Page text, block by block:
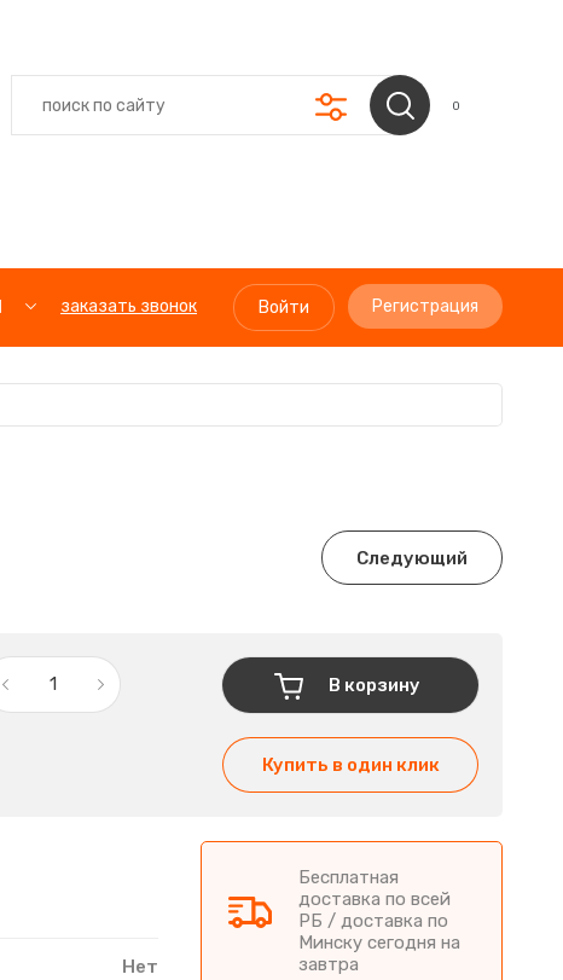
0
заказать звонок Войти Регистрация
Следующий
В корзину
Купить в один клик
Нет
Бесплатная
доставка по всей
РБ / доставка по
Минску сегодня на
завтра